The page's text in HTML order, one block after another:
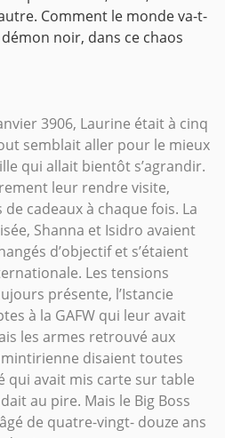
Comment le monde va-t-
noir, dans ce chaos
3906, Laurine était à cinq
semblait aller pour le mieux
qui allait bientôt s’agrandir.
leur rendre visite,
cadeaux à chaque fois. La
Shanna et Isidro avaient
d’objectif et s’étaient
Les tensions
présente, l’Istancie
à la GAFW qui leur avait
les armes retrouvé aux
disaient toutes
qui avait mis carte sur table
au pire. Mais le Big Boss
de quatre-vingt- douze ans